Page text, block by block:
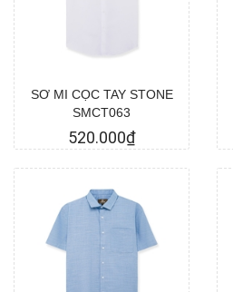
SƠ MI CỌC TAY STONE
SMCT063
520.000₫